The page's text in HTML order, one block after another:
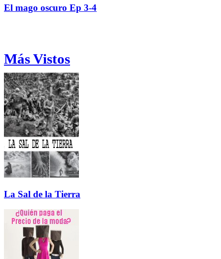
El mago oscuro Ep 3-4
Más Vistos
La Sal de la Tierra